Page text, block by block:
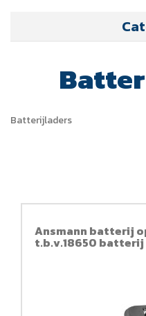
Batterijladers
Ansmann batterij
t.b.v.18650 batterij